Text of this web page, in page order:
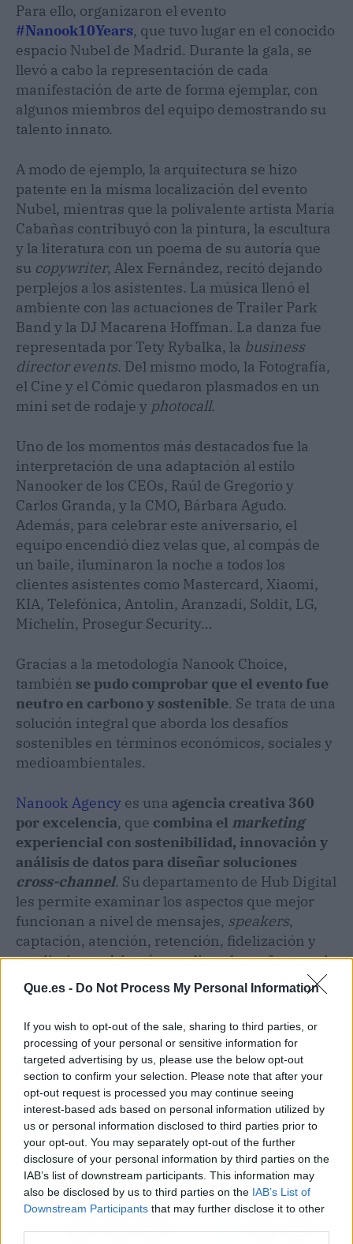
Que.es - Do Not Process My Personal Information
If you wish to opt-out of the sale, sharing to third parties, or
processing of your personal or sensitive information for
targeted advertising by us, please use the below opt-out
section to confirm your selection. Please note that after your
opt-out request is processed you may continue seeing
interest-based ads based on personal information utilized by
us or personal information disclosed to third parties prior to
your opt-out. You may separately opt-out of the further
disclosure of your personal information by third parties on the
IAB’s list of downstream participants. This information may
also be disclosed by us to third parties on the IAB’s List of
Downstream Participants that may further disclose it to other
Para ello, organizaron el evento
#Nanook10Years, que tuvo lugar en el conocido
espacio Nubel de Madrid. Durante la gala, se
llevó a cabo la representación de cada
manifestación de arte de forma ejemplar, con
algunos miembros del equipo demostrando su
talento innato.
A modo de ejemplo, la arquitectura se hizo
patente en la misma localización del evento
Nubel, mientras que la polivalente artista María
Cabañas contribuyó con la pintura, la escultura
y la literatura con un poema de su autoría que
su copywriter, Alex Fernández, recitó dejando
perplejos a los asistentes. La música llenó el
ambiente con las actuaciones de Trailer Park
Band y la DJ Macarena Hoffman. La danza fue
representada por Tety Rybalka, la business
director events. Del mismo modo, la Fotografía,
el Cine y el Cómic quedaron plasmados en un
mini set de rodaje y photocall.
Uno de los momentos más destacados fue la
interpretación de una adaptación al estilo
Nanooker de los CEOs, Raúl de Gregorio y
Carlos Granda, y la CMO, Bárbara Agudo.
Además, para celebrar este aniversario, el
equipo encendió diez velas que, al compás de
un baile, iluminaron la noche a todos los
clientes asistentes como Mastercard, Xiaomi,
KIA, Telefónica, Antolin, Aranzadi, Soldit, LG,
Michelín, Prosegur Security…
Gracias a la metodología Nanook Choice,
también se pudo comprobar que el evento fue
neutro en carbono y sostenible. Se trata de una
solución integral que aborda los desafíos
sostenibles en términos económicos, sociales y
medioambientales.
Nanook Agency es una agencia creativa 360
por excelencia, que combina el marketing
experiencial con sostenibilidad, innovación y
análisis de datos para diseñar soluciones
cross-channel. Su departamento de Hub Digital
les permite examinar los aspectos que mejor
funcionan a nivel de mensajes, speakers,
captación, atención, retención, fidelización y
rendimiento. Además, analizan los esfuerzos de
comunicación que generan un mayor impacto,
ya sea a través de campañas de comunicación o
directamente en eventos (virtuales, híbridos y
presenciales).
Artículo anterior
Utilizar las banderas
publicitarias, de la mano
de Marsal Banderas
Artículo siguiente
La búsqueda del sumiller
maestro de los
espumosos en España,
por Sparkling Wine
Master